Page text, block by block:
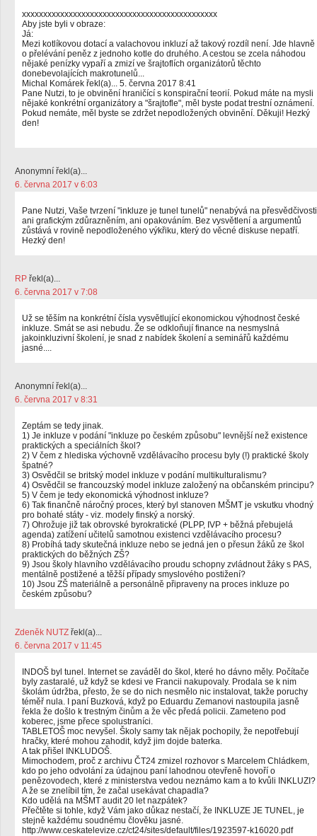
xxxxxxxxxxxxxxxxxxxxxxxxxxxxxxxxxxxxxxxxxxxxxx
Aby jste byli v obraze:
Já:
Mezi kotlíkovou dotací a valachovou inkluzí až takový rozdíl není. Jde hlavně
o přelévání peněz z jednoho kotle do druhého. A cestou se zcela náhodou
nějaké penízky vypaří a zmizí ve šrajtoflích organizátorů těchto
donebevolajících makrotunelů...
Michal Komárek řekl(a)... 5. června 2017 8:41
Pane Nutzi, to je obvinění hraničící s konspirační teorií. Pokud máte na mysli
nějaké konkrétní organizátory a "šrajtofle", měl byste podat trestní oznámení.
Pokud nemáte, měl byste se zdržet nepodložených obvinění. Děkuji! Hezký
den!
Anonymní řekl(a)...
6. června 2017 v 6:03
Pane Nutzi, Vaše tvrzení "inkluze je tunel tunelů" nenabývá na přesvědčivosti
ani grafickým zdůrazněním, ani opakováním. Bez vysvětlení a argumentů
zůstává v rovině nepodloženého výkřiku, který do věcné diskuse nepatří.
Hezký den!
RP řekl(a)...
6. června 2017 v 7:08
Už se těším na konkrétní čísla vysvětlující ekonomickou výhodnost české
inkluze. Smát se asi nebudu. Že se odkloňují finance na nesmyslná
jakoinkluzivní školení, je snad z nabídek školení a seminářů každému
jasné....
Anonymní řekl(a)...
6. června 2017 v 8:31
Zeptám se tedy jinak.
1) Je inkluze v podání "inkluze po českém způsobu" levnější než existence
praktických a speciálních škol?
2) V čem z hlediska výchovně vzdělávacího procesu byly (!) praktické školy
špatné?
3) Osvědčil se britský model inkluze v podání multikulturalismu?
4) Osvědčil se francouzský model inkluze založený na občanském principu?
5) V čem je tedy ekonomická výhodnost inkluze?
6) Tak finančně náročný proces, který byl stanoven MŠMT je vskutku vhodný
pro bohaté státy - viz. modely finský a norský.
7) Ohrožuje již tak obrovské byrokratické (PLPP, IVP + běžná přebujelá
agenda) zatížení učitelů samotnou existenci vzdělávacího procesu?
8) Probíhá tady skutečná inkluze nebo se jedná jen o přesun žáků ze škol
praktických do běžných ZŠ?
9) Jsou školy hlavního vzdělávacího proudu schopny zvládnout žáky s PAS,
mentálně postižené a těžší případy smyslového postižení?
10) Jsou ZŠ materiálně a personálně připraveny na proces inkluze po
českém způsobu?
Zdeněk NUTZ řekl(a)...
6. června 2017 v 11:45
INDOŠ byl tunel. Internet se zaváděl do škol, které ho dávno měly. Počítače
byly zastaralé, už když se kdesi ve Francii nakupovaly. Prodala se k nim
školám údržba, přesto, že se do nich nesmělo nic instalovat, takže poruchy
téměř nula. I paní Buzková, když po Eduardu Zemanovi nastoupila jasně
řekla že došlo k trestným činům a že věc předá policii. Zameteno pod
koberec, jsme přece spolustraníci.
TABLETOŠ moc nevyšel. Školy samy tak nějak pochopily, že nepotřebují
hračky, které mohou zahodit, když jim dojde baterka.
A tak přišel INKLUDOŠ.
Mimochodem, proč z archivu ČT24 zmizel rozhovor s Marcelem Chládkem,
kdo po jeho odvolání za údajnou paní lahodnou otevřeně hovoří o
penězovodech, které z ministerstva vedou neznámo kam a to kvůli INKLUZI?
A že se znelíbil tím, že začal usekávat chapadla?
Kdo udělá na MŠMT audit 20 let nazpátek?
Přečtěte si tohle, když Vám jako důkaz nestačí, že INKLUZE JE TUNEL, je
stejně každému soudnému člověku jasné.
http://www.ceskatelevize.cz/ct24/sites/default/files/1923597-k16020.pdf